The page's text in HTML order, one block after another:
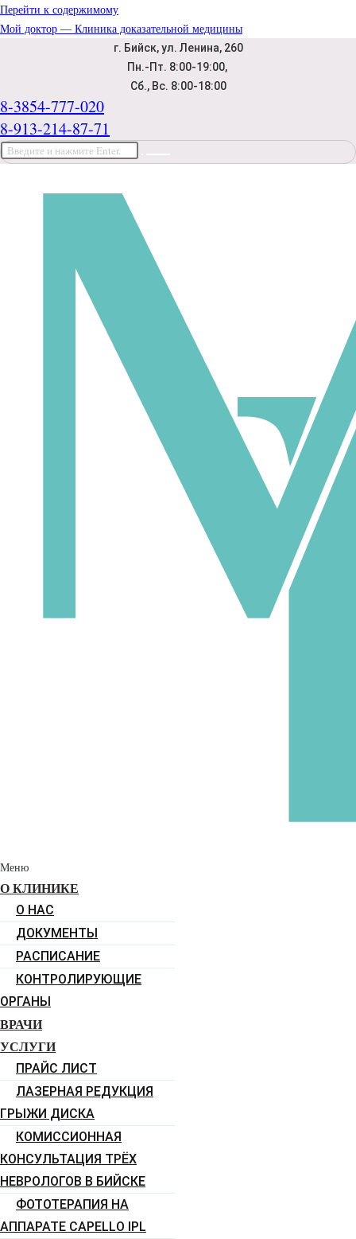
Перейти к содержимому
Мой доктор — Клиника доказательной медицины
г. Бийск, ул. Ленина, 260
Пн.-Пт. 8:00-19:00,
Сб., Вс. 8:00-18:00
8-3854-777-020
8-913-214-87-71
Меню
О КЛИНИКЕ
О НАС
ДОКУМЕНТЫ
РАСПИСАНИЕ
КОНТРОЛИРУЮЩИЕ
ОРГАНЫ
ВРАЧИ
УСЛУГИ
ПРАЙС ЛИСТ
ЛАЗЕРНАЯ РЕДУКЦИЯ
ГРЫЖИ ДИСКА
КОМИССИОННАЯ
КОНСУЛЬТАЦИЯ ТРЁХ
НЕВРОЛОГОВ В БИЙСКЕ
ФОТОТЕРАПИЯ НА
АППАРАТЕ CAPELLO IPL